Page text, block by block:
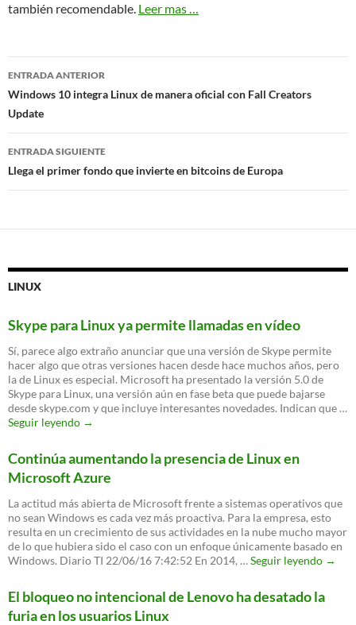
también recomendable. Leer mas …
Navegación
de
entradas
ENTRADA ANTERIOR
Windows 10 integra Linux de manera oficial con Fall Creators
Update
ENTRADA SIGUIENTE
Llega el primer fondo que invierte en bitcoins de Europa
LINUX
Skype para Linux ya permite llamadas en vídeo
Sí, parece algo extraño anunciar que una versión de Skype permite
hacer algo que otras versiones hacen desde hace muchos años, pero
la de Linux es especial. Microsoft ha presentado la versión 5.0 de
Skype para Linux, una versión aún en fase beta que puede bajarse
desde skype.com y que incluye interesantes novedades. Indican que …
Seguir leyendo Skype
ya
permite
en
vídeo
→
Continúa aumentando la presencia de Linux en
Microsoft Azure
La actitud más abierta de Microsoft frente a sistemas operativos que
no sean Windows es cada vez más proactiva. Para la empresa, esto
resulta en un crecimiento de sus actividades en la nube mucho mayor
de lo que hubiera sido el caso con un enfoque únicamente basado en
Windows. Diario TI 22/06/16 7:42:52 En 2014, …Seguir leyendo →
El bloqueo no intencional de Lenovo ha desatado la
furia en los usuarios Linux